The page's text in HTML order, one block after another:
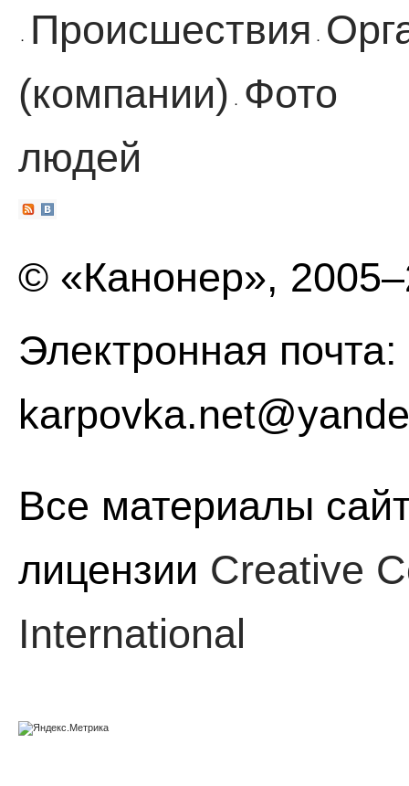
· Происшествия ·
(компании)
·
Фото
людей
© «Канонер»,
Электронная почта:
Все материалы
лицензии Creative
International